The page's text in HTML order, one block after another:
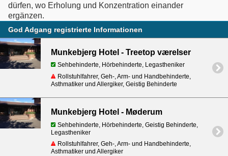
dürfen, wo Erholung und Konzentration einander
ergänzen.
God Adgang registrierte Informationen
Munkebjerg Hotel - Treetop værelser
Sehbehinderte, Hörbehinderte, Legastheniker
Rollstuhlfahrer, Geh-, Arm- und Handbehinderte,
Asthmatiker und Allergiker, Geistig Behinderte
Munkebjerg Hotel - Møderum
Sehbehinderte, Hörbehinderte, Geistig Behinderte,
Legastheniker
Rollstuhlfahrer, Geh-, Arm- und Handbehinderte,
Asthmatiker und Allergiker